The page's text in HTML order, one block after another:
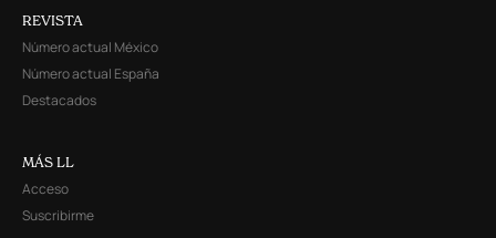
REVISTA
Número actual México
Número actual España
Destacados
MÁS LL
Acceso
Suscribirme